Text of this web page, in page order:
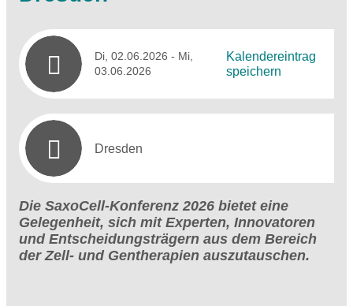
Di, 02.06.2026 - Mi,
03.06.2026
Kalendereintrag
speichern
Dresden
Die SaxoCell-Konferenz 2026 bietet eine
Gelegenheit, sich mit Experten, Innovatoren
und Entscheidungsträgern aus dem Bereich
der Zell- und Gentherapien auszutauschen.